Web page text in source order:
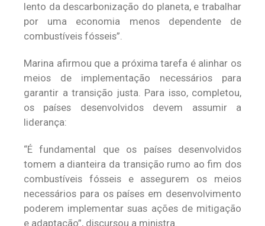
lento da descarbonização do planeta, e trabalhar
por uma economia menos dependente de
combustíveis fósseis”.
Marina afirmou que a próxima tarefa é alinhar os
meios de implementação necessários para
garantir a transição justa. Para isso, completou,
os países desenvolvidos devem assumir a
liderança:
“É fundamental que os países desenvolvidos
tomem a dianteira da transição rumo ao fim dos
combustíveis fósseis e assegurem os meios
necessários para os países em desenvolvimento
poderem implementar suas ações de mitigação
e adaptação”, discursou a ministra.